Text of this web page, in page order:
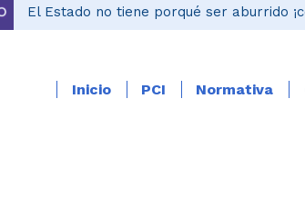
El Estado no tiene porqué ser aburrido
Inicio PCI Normativa